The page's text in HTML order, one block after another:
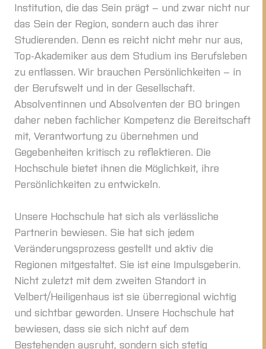
Institution, die das Sein prägt – und zwar nicht nur
das Sein der Region, sondern auch das ihrer
Studierenden. Denn es reicht nicht mehr nur aus,
Top-Akademiker aus dem Studium ins Berufsleben
zu entlassen. Wir brauchen Persönlichkeiten – in
der Berufswelt und in der Gesellschaft.
Absolventinnen und Absolventen der BO bringen
daher neben fachlicher Kompetenz die Bereitschaft
mit, Verantwortung zu übernehmen und
Gegebenheiten kritisch zu reflektieren. Die
Hochschule bietet ihnen die Möglichkeit, ihre
Persönlichkeiten zu entwickeln.
Unsere Hochschule hat sich als verlässliche
Partnerin bewiesen. Sie hat sich jedem
Veränderungsprozess gestellt und aktiv die
Regionen mitgestaltet. Sie ist eine Impulsgeberin.
Nicht zuletzt mit dem zweiten Standort in
Velbert/Heiligenhaus ist sie überregional wichtig
und sichtbar geworden. Unsere Hochschule hat
bewiesen, dass sie sich nicht auf dem
Bestehenden ausruht, sondern sich stetig